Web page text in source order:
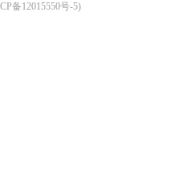
备12015550号-5)